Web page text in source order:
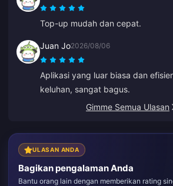
Top-up mudah dan cepat.
Juan Jo2026/08/06
Aplikasi yang luar biasa dan
keluhan, sangat bagus.
Gimme Semua Ulasan
ULASAN ANDA
Bagikan pengalaman Anda
Bantu orang lain dengan memberikan rating